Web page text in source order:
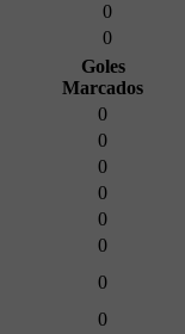
0
0
Goles
Marcados
0
0
0
0
0
0
0
0